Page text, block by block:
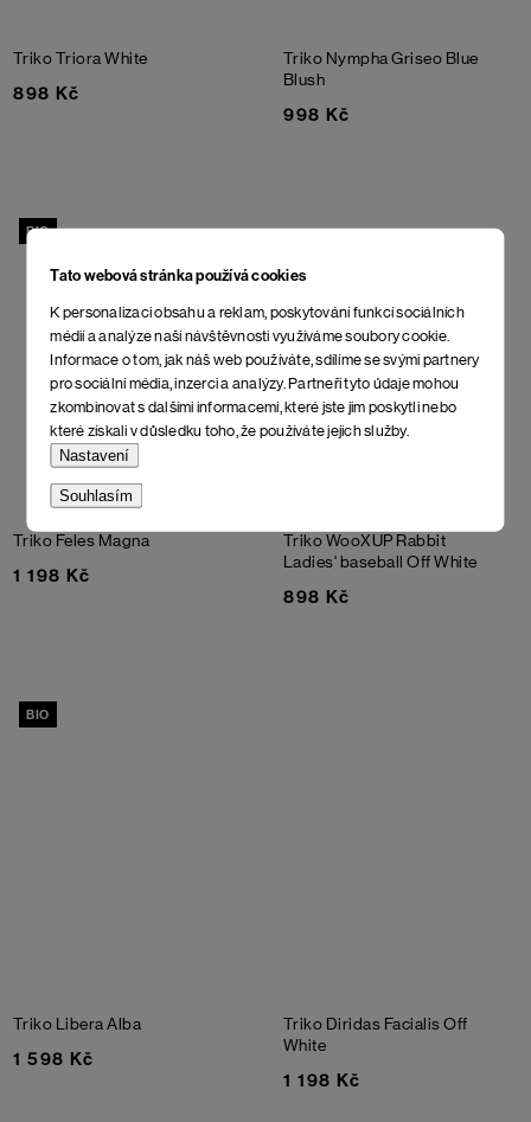
Tato webová stránka používá cookies
K personalizaci obsahu a reklam, poskytování funkcí sociálních
médií a analýze naší návštěvnosti využíváme soubory cookie.
Informace o tom, jak náš web používáte, sdílíme se svými partnery
pro sociální média, inzerci a analýzy. Partneři tyto údaje mohou
zkombinovat s dalšími informacemi, které jste jim poskytli nebo
které získali v důsledku toho, že používáte jejich služby.
Nastavení
Souhlasím
Triko TrioraWhite
898 Kč
Triko Nympha Griseo Blue
Blush
998 Kč
BIO
Triko Feles Magna
1 198 Kč
Triko WooXUP Rabbit
Ladies' baseballOff White
898 Kč
BIO
Triko Libera Alba
1 598 Kč
Triko Diridas FacialisOff
White
1 198 Kč